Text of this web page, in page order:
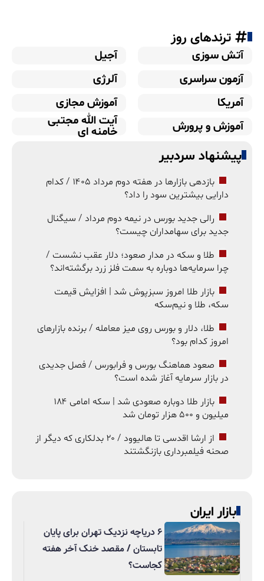
ترندهای روز
آتش سوزی
آجیل
آزمون سراسری
آلرژی
آمریکا
آموزش مجازی
آموزش و پرورش
آیت الله مجتبی
خامنه ای
پیشنهاد سردبیر
بازدهی بازارها در هفته دوم مرداد ۱۴۰۵ / کدام
دارایی بیشترین سود را داد؟
رالی جدید بورس در نیمه دوم مرداد / سیگنال
جدید برای سهامداران چیست؟
طلا و سکه در مدار صعود؛ دلار عقب نشست /
چرا سرمایه‌ها دوباره به سمت فلز زرد برگشته‌اند؟
بازار طلا امروز سبزپوش شد | افزایش قیمت
سکه، طلا و نیم‌سکه
طلا، دلار و بورس روی میز معامله / برنده بازارهای
امروز کدام بود؟
صعود هماهنگ بورس و فرابورس / فصل جدیدی
در بازار سرمایه آغاز شده است؟
بازار طلا دوباره صعودی شد | سکه امامی ۱۸۴
میلیون و ۵۰۰ هزار تومان شد
از ارشا اقدسی تا هالیوود / ۲۰ بدلکاری که دیگر از
صحنه فیلمبرداری بازنگشتند
بازار ایران
۶ دریاچه نزدیک تهران برای پایان
تابستان / مقصد خنک آخر هفته
کجاست؟